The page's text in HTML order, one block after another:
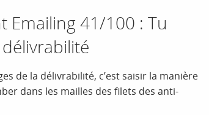
Emailing 41/100 : Tu
de la délivrabilité, c’est saisir la manière
dans les mailles des filets des anti-